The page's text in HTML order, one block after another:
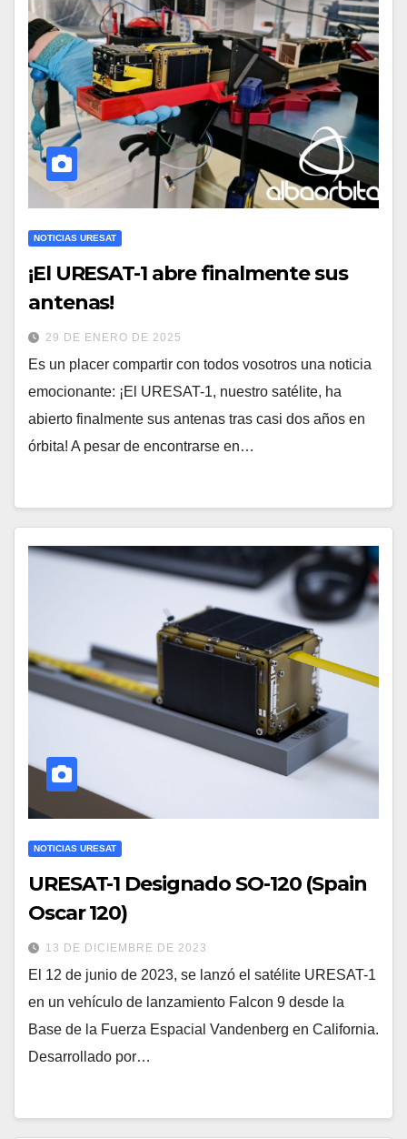
NOTICIAS URESAT
¡El URESAT-1 abre finalmente sus
antenas!
29 DE ENERO DE 2025
Es un placer compartir con todos vosotros una noticia
emocionante: ¡El URESAT-1, nuestro satélite, ha
abierto finalmente sus antenas tras casi dos años en
órbita! A pesar de encontrarse en…
NOTICIAS URESAT
URESAT-1 Designado SO-120 (Spain
Oscar 120)
13 DE DICIEMBRE DE 2023
El 12 de junio de 2023, se lanzó el satélite URESAT-1
en un vehículo de lanzamiento Falcon 9 desde la
Base de la Fuerza Espacial Vandenberg en California.
Desarrollado por…